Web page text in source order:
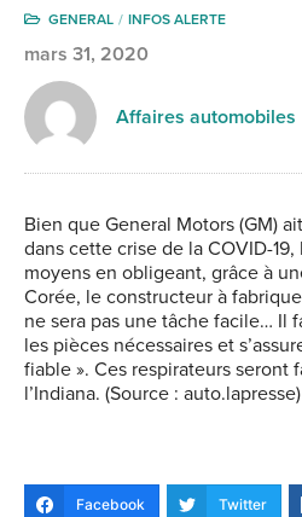
GENERAL INFOS ALERTE
mars 31, 2020
Affaires automobiles
Bien que General Motors (GM)
dans cette crise de la COVID-
moyens en obligeant, grâce à
Corée, le constructeur à
ne sera pas une tâche facile… Il
les pièces nécessaires et
fiable ». Ces respirateurs seront
l’Indiana. (Source : auto.lapresse)
Facebook Twitter